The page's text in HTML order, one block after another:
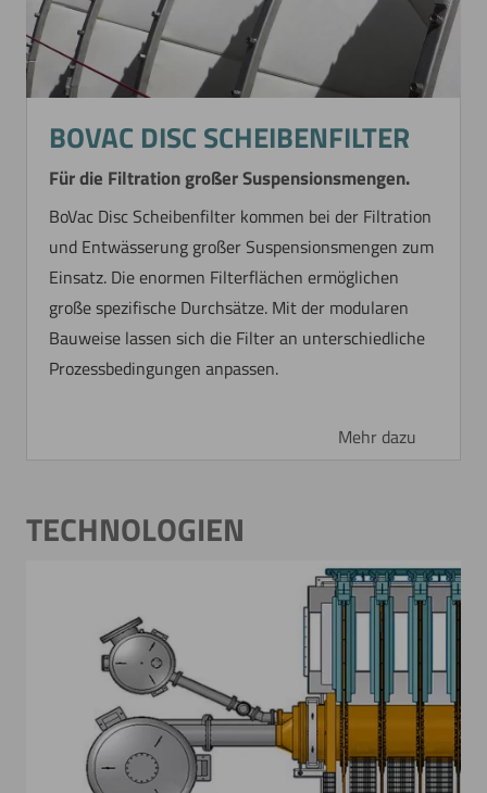
BOVAC DISC SCHEIBENFILTER
Für die Filtration großer Suspensionsmengen.
BoVac Disc Scheibenfilter kommen bei der Filtration
und Entwässerung großer Suspensionsmengen zum
Einsatz. Die enormen Filterflächen ermöglichen
große spezifische Durchsätze. Mit der modularen
Bauweise lassen sich die Filter an unterschiedliche
Prozessbedingungen anpassen.
Mehr dazu
TECHNOLOGIEN